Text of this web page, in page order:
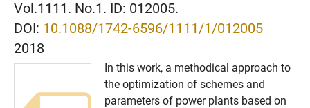
Vol.1111. No.1. ID: 012005.
DOI: 10.1088/1742-6596/1111/1/012005
2018
In this work, a methodical approach to
the optimization of schemes and
parameters of power plants based on